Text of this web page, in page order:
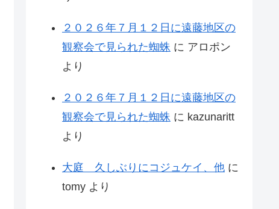
２０２６年７月１２日に遠藤地区の
観察会で見られた蜘蛛 に アロポン
より
２０２６年７月１２日に遠藤地区の
観察会で見られた蜘蛛 に kazunaritt
より
大庭 久しぶりにコジュケイ、他 に
tomy より